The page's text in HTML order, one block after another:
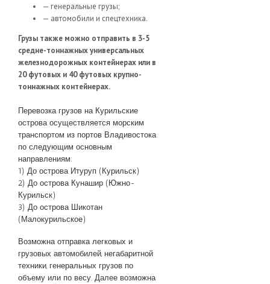
— генеральные грузы;
— автомобили и спецтехника.
Грузы также можно отправить в 3-5
средне-тоннажных универсальных
железнодорожных контейнерах или в
20 футовых и 40 футовых крупно-
тоннажных контейнерах.
Перевозка грузов на Курильские
острова осуществляется морским
транспортом из портов Владивостока
по следующим основным
направлениям:
1) До острова Итуруп (Курильск)
2) До острова Кунашир (Южно-
Курильск)
3) До острова Шикотан
(Малокурильское)
Возможна отправка легковых и
грузовых автомобилей, негабаритной
техники, генеральных грузов по
объему или по весу. Далее возможна